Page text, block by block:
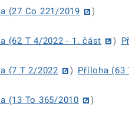
(27 Co 221/2019 )
(62 T 4/2022 - 1. část )
(7 T 2/2022 ) Příloha (63
(13 To 365/2010 )